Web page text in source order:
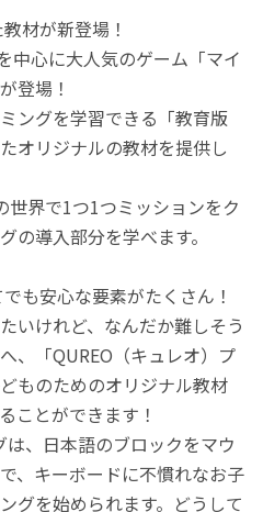
材が新登場！
中心に大人気のゲーム「マイ
登場！
ングを学習できる「教育版
オリジナルの教材を提供し
界で1つ1つミッションをク
の導入部分を学べます。
も安心な要素がたくさん！
いけれど、なんだか難しそう
、「QUREO（キュレオ）プ
ものためのオリジナル教材
ことができます！
、日本語のブロックをマウ
、キーボードに不慣れなお子
グを始められます。どうして